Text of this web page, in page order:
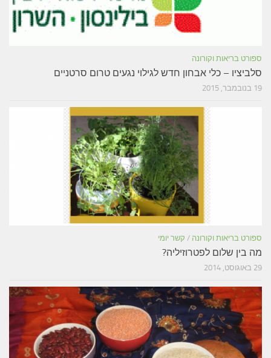
ספורט בריאות וקורונה
סלביציו – כלי אבחון חדש לגילוי נגעים טרום סרטניים
19 בנובמבר, 2015
ספורט בריאות וקורונה / קשר יומי
מה בין שלום לפטרוזיליה?
29 באוגוסט, 2014